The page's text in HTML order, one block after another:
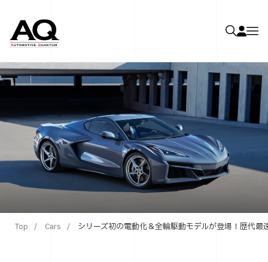
Top Cars シリーズ初の電動化＆全輪駆動モデルが登場！歴代